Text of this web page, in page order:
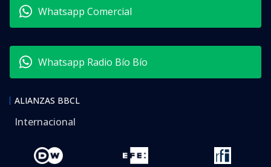
Whatsapp Comercial
Whatsapp Radio Bío Bío
ALIANZAS BBCL
Internacional